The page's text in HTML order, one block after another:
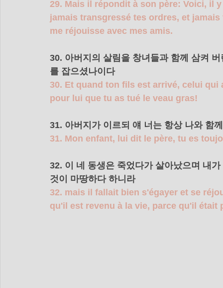
29. Mais il répondit à son père: Voici, il
jamais transgressé tes ordres, et
me réjouisse avec mes amis.
30. 아버지의 살림을 창녀들과 함께 삼켜
를 잡으셨나이다
30. Et quand ton fils est arrivé, celui
pour lui que tu as tué le veau gras!
31. 아버지가 이르되 얘 너는 항상 나와 함
31. Mon enfant, lui dit le père, tu es
32. 이 네 동생은 죽었다가 살아났으며 내
것이 마땅하다 하니라
32. mais il fallait bien s'égayer et se
qu'il est revenu à la vie, parce qu'il était